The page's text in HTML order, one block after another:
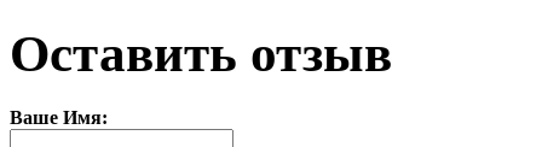
Оставить отзыв
Ваше Имя: